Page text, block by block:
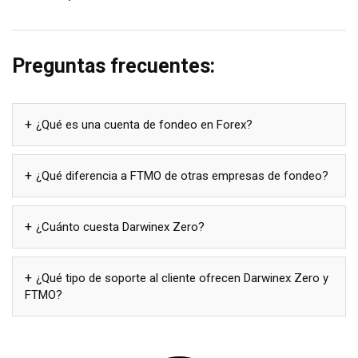
Preguntas frecuentes:
¿Qué es una cuenta de fondeo en Forex?
¿Qué diferencia a FTMO de otras empresas de fondeo?
¿Cuánto cuesta Darwinex Zero?
¿Qué tipo de soporte al cliente ofrecen Darwinex Zero y
FTMO?